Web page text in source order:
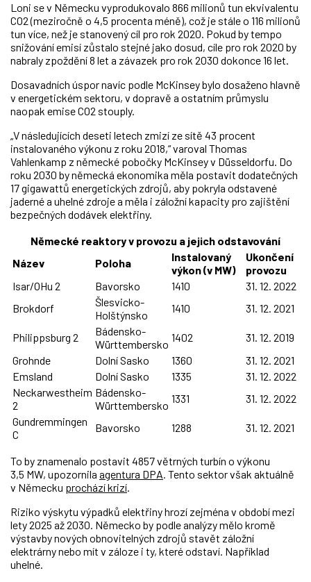
Loni se v Německu vyprodukovalo 866 milionů tun ekvivalentu
CO2 (meziročně o 4,5 procenta méně), což je stále o 116 milionů
tun více, než je stanovený cíl pro rok 2020. Pokud by tempo
snižování emisí zůstalo stejné jako dosud, cíle pro rok 2020 by
nabraly zpoždění 8 let a závazek pro rok 2030 dokonce 16 let.
Dosavadních úspor navíc podle McKinsey bylo dosaženo hlavně
v energetickém sektoru, v dopravě a ostatním průmyslu
naopak emise CO2 stouply.
„V následujících deseti letech zmizí ze sítě 43 procent
instalovaného výkonu z roku 2018,“ varoval Thomas
Vahlenkamp z německé pobočky McKinsey v Düsseldorfu. Do
roku 2030 by německá ekonomika měla postavit dodatečných
17 gigawattů energetických zdrojů, aby pokryla odstavené
jaderné a uhelné zdroje a měla i záložní kapacity pro zajištění
bezpečných dodávek elektřiny.
Německé reaktory v provozu a jejich odstavování
Název
Poloha
Instalovaný
výkon (v MW)
Ukončení
provozu
Isar/OHu 2
Bavorsko 1410
31. 12. 2022
Brokdorf
Šlesvicko-
Holštýnsko
1410 31. 12. 2021
Philippsburg 2
Bádensko-
Württembersko
1402
31. 12. 2019
Grohnde
Dolní Sasko 1360
31. 12. 2021
Emsland
Dolní Sasko 1335
31. 12. 2022
Neckarwestheim
2
Bádensko-
Württembersko
1331
31. 12. 2022
Gundremmingen
C
Bavorsko 1288 31. 12. 2021
To by znamenalo postavit 4857 větrných turbín o výkonu
3,5 MW, upozornila agentura DPA. Tento sektor však aktuálně
v Německu prochází krizí.
Riziko výskytu výpadků elektřiny hrozí zejména v období mezi
lety 2025 až 2030. Německo by podle analýzy mělo kromě
výstavby nových obnovitelných zdrojů stavět záložní
elektrárny nebo mít v záloze i ty, které odstaví. Například
uhelné.